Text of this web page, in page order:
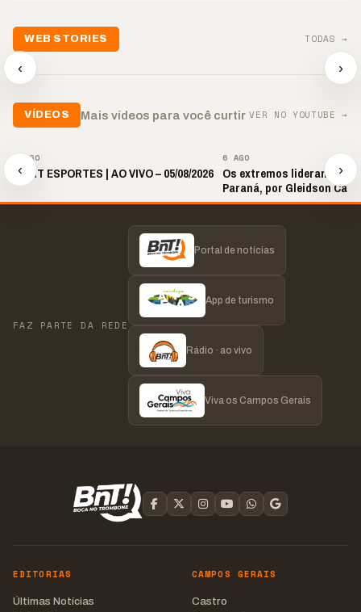
WEB STORIES TODAS →
‹
📢 Noite de Louvor
chega com bênçãos e
oração
📢 Coral
Paulino
longo
›
VÍDEOS Mais vídeos para você curtir VER NO YOUTUBE →
‹
6 AGO
🎙️ BNT ESPORTES | AO VIVO – 05/08/2026
6 AGO
Os extremos lideram as
Paraná, por Gleidson
›
FAZ PARTE DA REDE
Portal de notícias
App de turismo
Rádio · ao vivo
Viva os Campos Gerais
EDITORIAS
Últimas Notícias
CAMPOS GERAIS
Castro